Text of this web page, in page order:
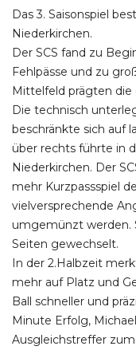
Das 3. Saisonspiel
Niederkirchen.
Der SCS fand zu
Fehlpässe und zu
Mittelfeld prägten
Die technisch
beschränkte sich auf
über rechts führte in
Niederkirchen. Der
mehr Kurzpassspiel
vielversprechende
umgemünzt werden.
Seiten gewechselt.
In der 2.Halbzeit
mehr auf Platz und
Ball schneller und
Minute Erfolg,
Ausgleichstreffer zum